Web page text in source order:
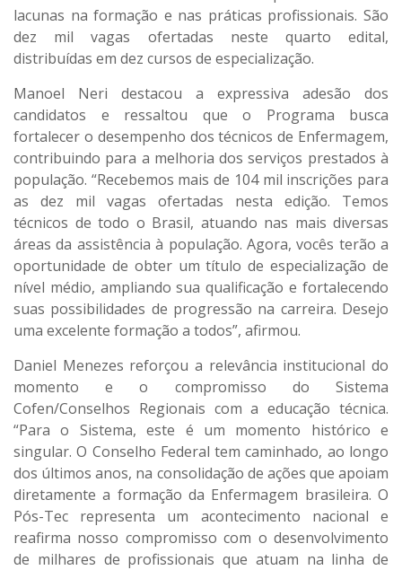
lacunas na formação e nas práticas profissionais. São
dez mil vagas ofertadas neste quarto edital,
distribuídas em dez cursos de especialização.
Manoel Neri destacou a expressiva adesão dos
candidatos e ressaltou que o Programa busca
fortalecer o desempenho dos técnicos de Enfermagem,
contribuindo para a melhoria dos serviços prestados à
população. “Recebemos mais de 104 mil inscrições para
as dez mil vagas ofertadas nesta edição. Temos
técnicos de todo o Brasil, atuando nas mais diversas
áreas da assistência à população. Agora, vocês terão a
oportunidade de obter um título de especialização de
nível médio, ampliando sua qualificação e fortalecendo
suas possibilidades de progressão na carreira. Desejo
uma excelente formação a todos”, afirmou.
Daniel Menezes reforçou a relevância institucional do
momento e o compromisso do Sistema
Cofen/Conselhos Regionais com a educação técnica.
“Para o Sistema, este é um momento histórico e
singular. O Conselho Federal tem caminhado, ao longo
dos últimos anos, na consolidação de ações que apoiam
diretamente a formação da Enfermagem brasileira. O
Pós-Tec representa um acontecimento nacional e
reafirma nosso compromisso com o desenvolvimento
de milhares de profissionais que atuam na linha de